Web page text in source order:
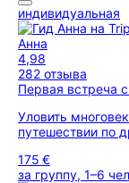
индивидуальная
Анна
4,98
282 отзыва
Первая встреча
Уловить
путешествии по
175 €
за группу, 1–6